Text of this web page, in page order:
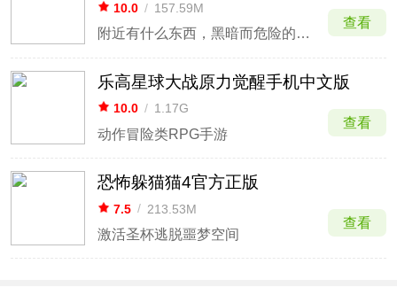
10.0 / 157.59M
附近有什么东西，黑暗而危险的东西。。。
查看
乐高星球大战原力觉醒手机中文版
10.0 / 1.17G
动作冒险类RPG手游
查看
恐怖躲猫猫4官方正版
7.5 / 213.53M
激活圣杯逃脱噩梦空间
查看